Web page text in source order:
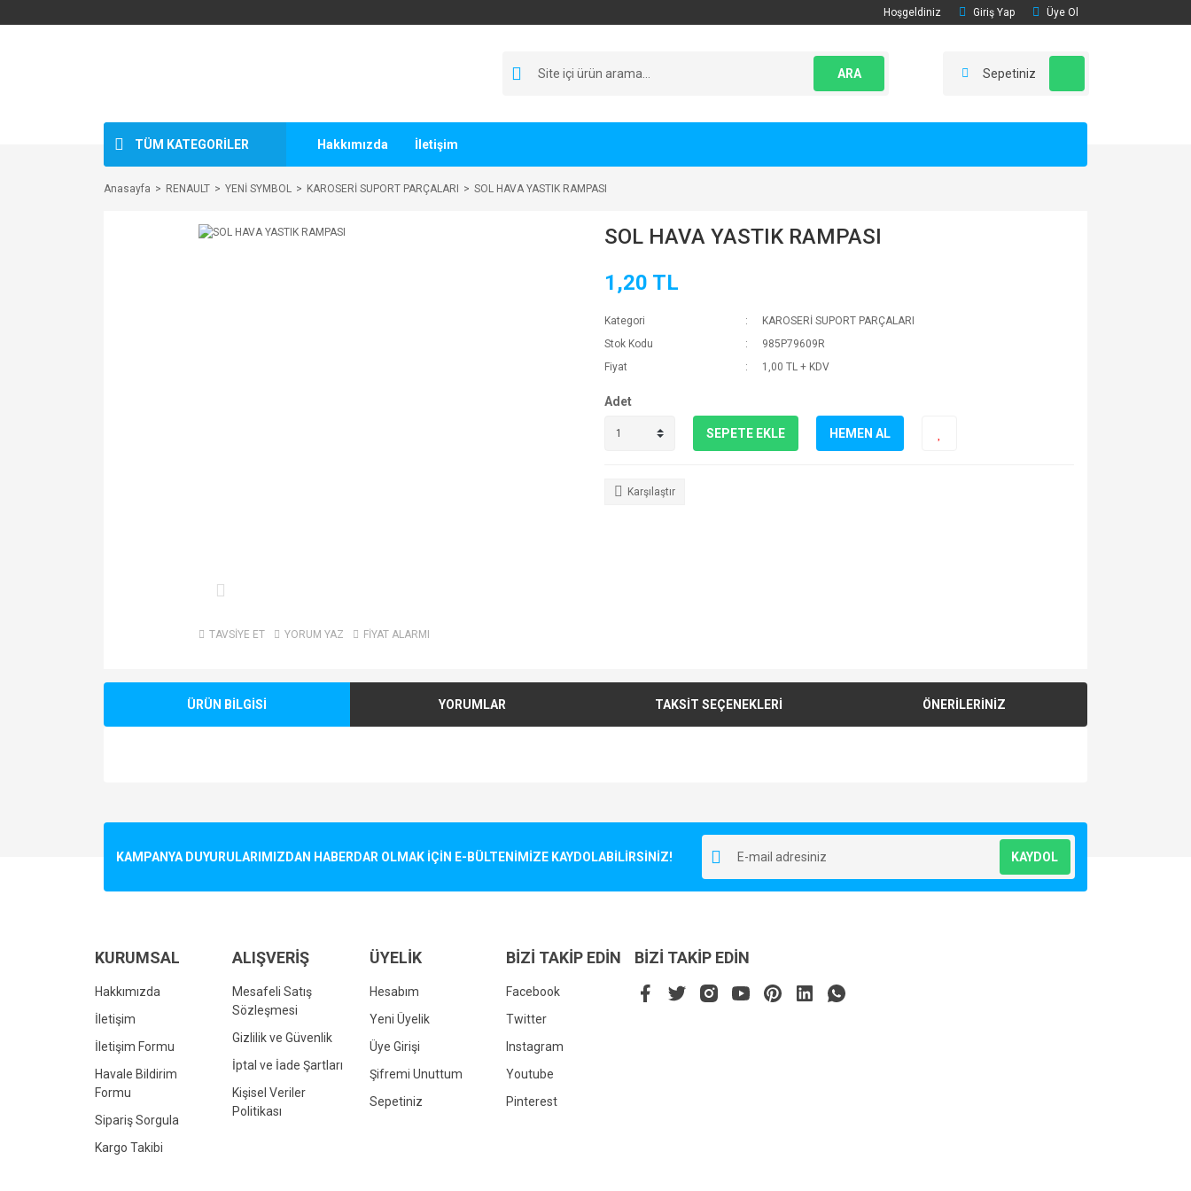
Hoşgeldiniz Giriş Yap Üye Ol
ARA Sepetiniz
TÜM KATEGORİLER Hakkımızda İletişim
Anasayfa RENAULT YENİ SYMBOL KAROSERİ SUPORT PARÇALARI SOL HAVA YASTIK RAMPASI
TAVSİYE ET YORUM YAZ FİYAT ALARMI
SOL HAVA YASTIK RAMPASI
1,20 TL
Kategori
KAROSERİ SUPORT PARÇALARI
Stok Kodu
985P79609R
Fiyat
1,00 TL + KDV
Adet
SEPETE EKLE HEMEN AL
Karşılaştır
ÜRÜN BİLGİSİ YORUMLAR TAKSİT SEÇENEKLERİ ÖNERİLERİNİZ
Ürün resmi kalitesiz, bozuk veya görüntülenemiyor.
Bu ürüne benzer farklı alternatifler olmalı.
KAMPANYA DUYURULARIMIZDAN HABERDAR OLMAK İÇİN E-BÜLTENİMİZE KAYDOLABİLİRSİNİZ! KAYDOL
KURUMSAL
Hakkımızda
İletişim
İletişim Formu
Havale Bildirim
Formu
Sipariş Sorgula
Kargo Takibi
ALIŞVERİŞ
Mesafeli Satış
Sözleşmesi
Gizlilik ve Güvenlik
İptal ve İade Şartları
Kişisel Veriler
Politikası
ÜYELİK
Hesabım
Yeni Üyelik
Üye Girişi
Şifremi Unuttum
Sepetiniz
BİZİ TAKİP EDİN
Facebook
Twitter
Instagram
Youtube
Pinterest
BİZİ TAKİP EDİN